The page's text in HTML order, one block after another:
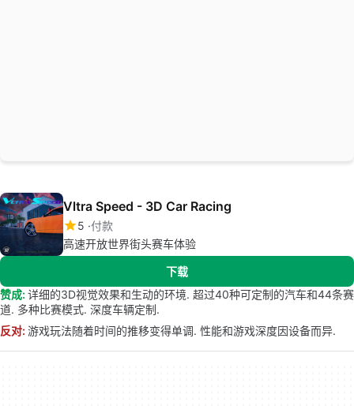
Vltra Speed - 3D Car Racing
5 付款
高速开放世界街头赛车体验
下载
赞成: 详细的3D视觉效果和生动的环境. 超过40种可定制的汽车和44条赛
道. 多种比赛模式. 深度车辆定制.
反对: 游戏玩法随着时间的推移变得单调. 性能和游戏深度因设备而异.